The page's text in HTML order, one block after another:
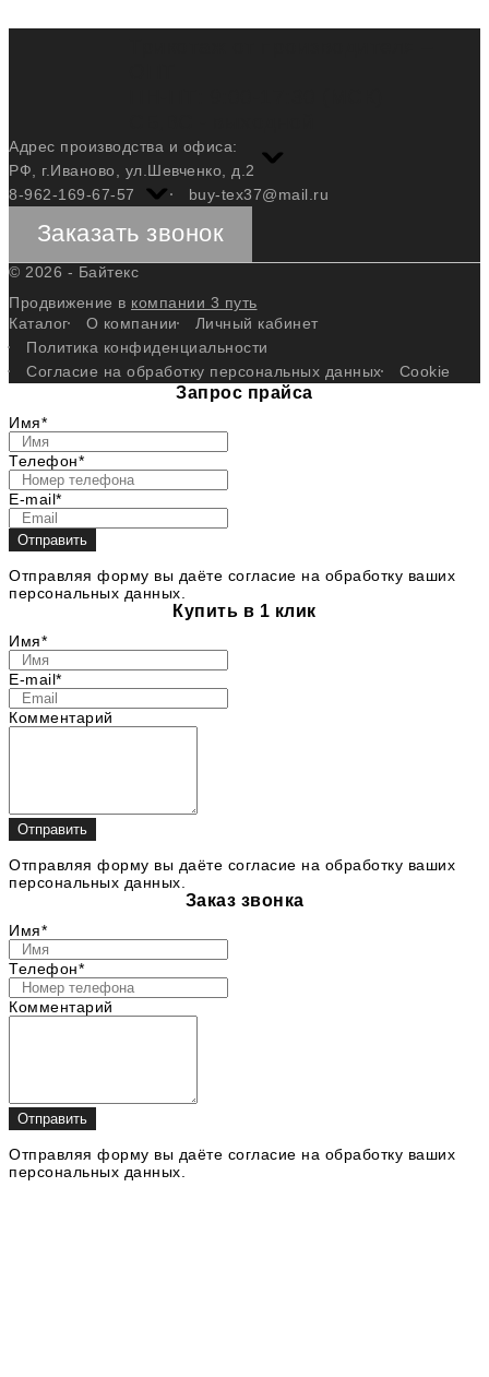
Адрес производства и офиса:
РФ, г.Иваново, ул.Шевченко, д.2
8-962-169-67-57
buy-tex37@mail.ru
Заказать звонок
© 2026 - Байтекс
Продвижение в компании 3 путь
Каталог
О компании
Личный кабинет
Политика конфиденциальности
Согласие на обработку персональных данных
Cookie
Запрос прайса
Имя*
Телефон*
E-mail*
Отправить
Отправляя форму вы даёте согласие на обработку ваших
персональных данных.
Купить в 1 клик
Имя*
E-mail*
Комментарий
Отправить
Отправляя форму вы даёте согласие на обработку ваших
персональных данных.
Заказ звонка
Имя*
Телефон*
Комментарий
Отправить
Отправляя форму вы даёте согласие на обработку ваших
персональных данных.